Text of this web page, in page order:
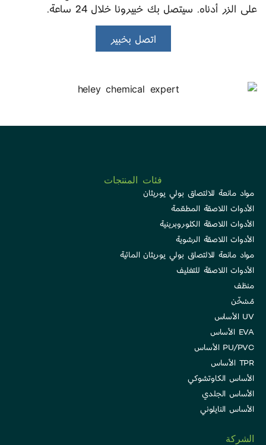
على الزر أدناه. سيتصل بك خبيرونا خلال 24 ساعة.
اتصل بخبير
فئات المنتجات
مواد مانعة للالتصاق بولي يوريثان
الأدوات اللاصقة المطعّمة
الأدوات اللاصقة الكلوروبرينية
الأدوات اللاصقة الرشوية
مواد مانعة للالتصاق بولي يوريثان المائية
الأدوات اللاصقة للتغليف
منظف
مُسْخّن
UV الأساس
EVA الأساس
PU/PVC الأساس
TPR الأساس
الأساس الكاوتشوكي
الأساس الجلدي
الأساس النايلوني
الشركة